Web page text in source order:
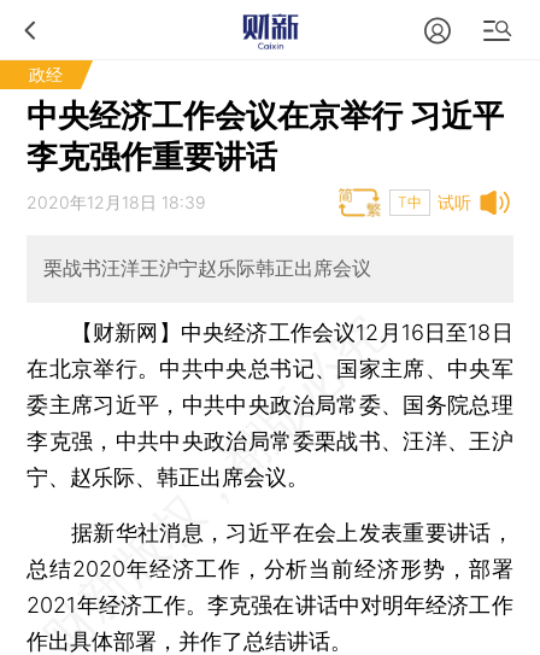
政经
中央经济工作会议在京举行 习近平
李克强作重要讲话
试听
2020年12月18日 18:39 T中
栗战书汪洋王沪宁赵乐际韩正出席会议
【财新网】 中央经济工作会议12月16日至18日
在北京举行。中共中央总书记、国家主席、中央军
委主席习近平，中共中央政治局常委、国务院总理
李克强，中共中央政治局常委栗战书、汪洋、王沪
宁、赵乐际、韩正出席会议。
据新华社消息，习近平在会上发表重要讲话，
总结2020年经济工作，分析当前经济形势，部署
2021年经济工作。李克强在讲话中对明年经济工作
作出具体部署，并作了总结讲话。